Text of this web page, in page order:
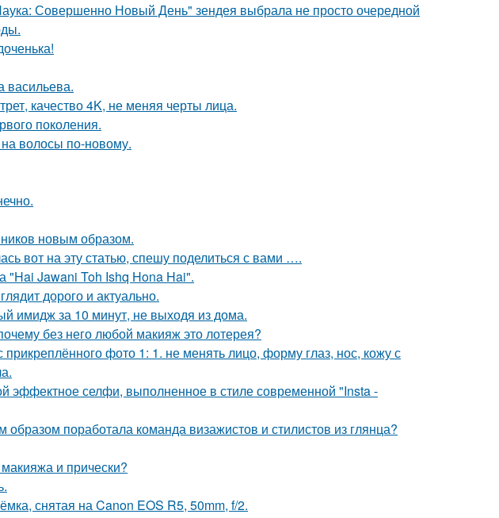
Совершенно Новый День" зендея выбрала не просто очередной
васильева.
качество 4K, не меняя черты лица.
поколения.
на волосы по-новому.
новым образом.
вот на эту статью, спешу поделиться с вами ….
Jawani Toh Ishq Hona Hai".
дорого и актуально.
имидж за 10 минут, не выходя из дома.
без него любой макияж это лотерея?
фото 1: 1. не менять лицо, форму глаз, нос, кожу с
эффектное селфи, выполненное в стиле современной "Insta -
образом поработала команда визажистов и стилистов из глянца?
и прически?
снятая на Canon EOS R5, 50mm, f/2.